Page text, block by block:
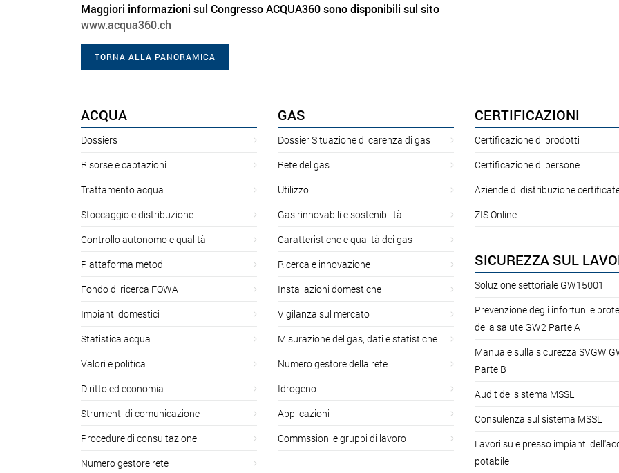
Maggiori informazioni sul Congresso ACQUA360 sono disponibili sul sito
www.acqua360.ch
TORNA ALLA PANORAMICA
ACQUA
Dossiers
Risorse e captazioni
Trattamento acqua
Stoccaggio e distribuzione
Controllo autonomo e qualità
Piattaforma metodi
Fondo di ricerca FOWA
Impianti domestici
Statistica acqua
Valori e politica
Diritto ed economia
Strumenti di comunicazione
Procedure di consultazione
Numero gestore rete
GAS
Dossier Situazione di carenza di gas
Rete del gas
Utilizzo
Gas rinnovabili e sostenibilità
Caratteristiche e qualità dei gas
Ricerca e innovazione
Installazioni domestiche
Vigilanza sul mercato
Misurazione del gas, dati e statistiche
Numero gestore della rete
Idrogeno
Applicazioni
Commssioni e gruppi di lavoro
CERTIFICAZIONI
Certificazione di prodotti
Certificazione di persone
Aziende di distribuzione
ZIS Online
SICUREZZA SUL
Soluzione settoriale GW15001
Prevenzione degli infortuni e
della salute GW2 Parte A
Manuale sulla sicurezza SVGW
Parte B
Audit del sistema MSSL
Consulenza sul sistema MSSL
Lavori su e presso impianti
potabile